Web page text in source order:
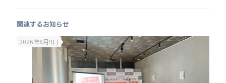
関連するお知らせ
2026年8月9日